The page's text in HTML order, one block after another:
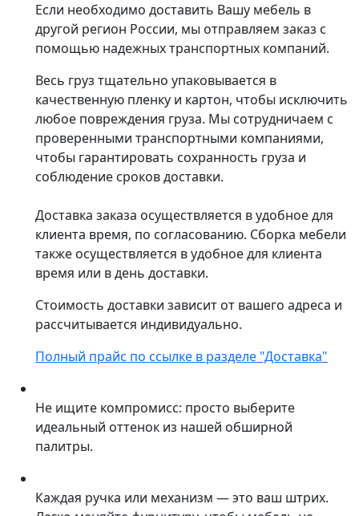
Если необходимо доставить Вашу мебель в
другой регион России, мы отправляем заказ с
помощью надежных транспортных компаний.
Весь груз тщательно упаковывается в
качественную пленку и картон, чтобы исключить
любое повреждения груза. Мы сотрудничаем с
проверенными транспортными компаниями,
чтобы гарантировать сохранность груза и
соблюдение сроков доставки.
Доставка заказа осуществляется в удобное для
клиента время, по согласованию. Сборка мебели
также осуществляется в удобное для клиента
время или в день доставки.
Стоимость доставки зависит от вашего адреса и
рассчитывается индивидуально.
Полный прайс по ссылке в разделе "Доставка"
Не ищите компромисс: просто выберите
идеальный оттенок из нашей обширной
палитры.
Каждая ручка или механизм — это ваш штрих.